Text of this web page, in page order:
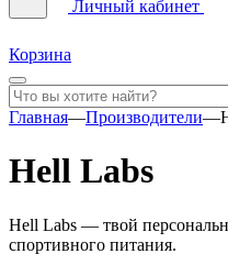
Личный кабинет
Корзина
Главная—Производители—
Hell Labs
Hell Labs — твой
спортивного питания.